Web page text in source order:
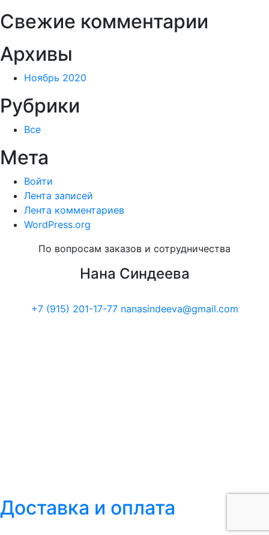
Свежие комментарии
Архивы
Ноябрь 2020
Рубрики
Все
Мета
Войти
Лента записей
Лента комментариев
WordPress.org
По вопросам заказов и сотрудничества
Нана Синдеева
+7 (915) 201-17-77 nanasindeeva@gmail.com
Доставка и оплата